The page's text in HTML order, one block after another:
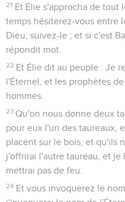
21 Et Élie s'approcha de tout
temps hésiterez-vous entre
Dieu, suivez-le ; et si c'est
répondit mot.
22 Et Élie dit au peuple : Je
l'Éternel, et les prophètes
hommes.
23 Qu'on nous donne deux
pour eux l'un des taureaux,
placent sur le bois, et qu'ils
j'offrirai l'autre taureau, et je
mettrai pas de feu.
24 Et vous invoquerez le